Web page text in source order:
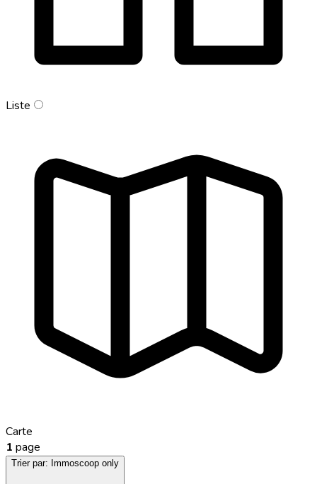
Liste
Carte
1 page
Trier par: Immoscoop only